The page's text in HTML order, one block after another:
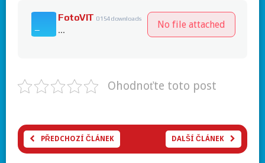
FotoVIT 0154 downloads
... No file attached
Ohodnoťte toto post
PŘEDCHOZÍ ČLÁNEK DALŠÍ ČLÁNEK